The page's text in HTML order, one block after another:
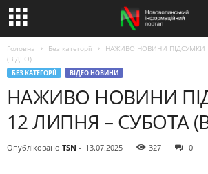
Головна Без категорії
НАЖИВО НОВИНИ ПІДСУМКИ
(ВІДЕО)
БЕЗ КАТЕГОРІЇ ВІДЕО НОВИНИ
НАЖИВО НОВИНИ
12 ЛИПНЯ – СУБОТА
Опубліковано TSN - 13.07.2025 327 0